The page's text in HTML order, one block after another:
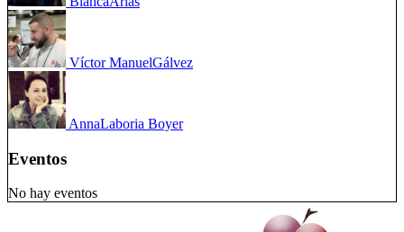
Víctor ManuelGálvez
AnnaLaboria Boyer
Eventos
No hay eventos